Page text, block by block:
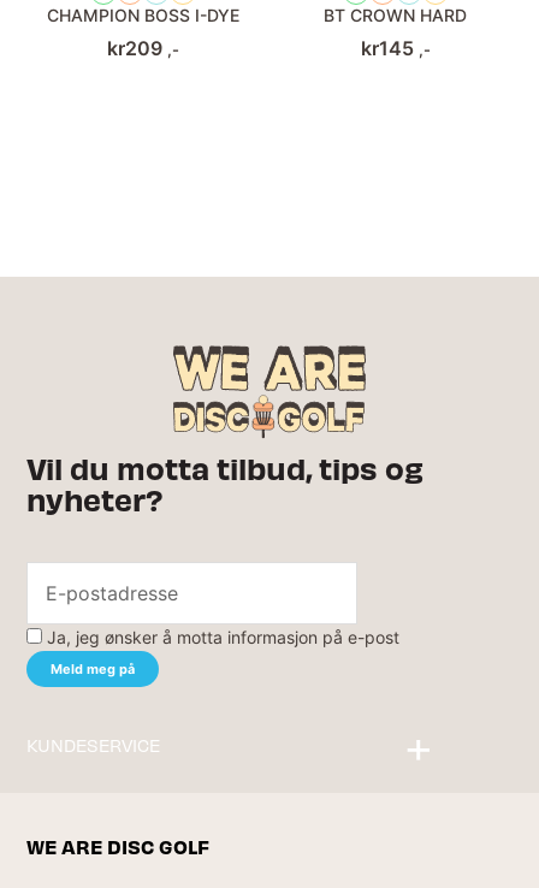
CHAMPION BOSS I-DYE
kr209 ,-
BT CROWN HARD
kr145 ,-
Vil du motta tilbud, tips og
nyheter?
Ja, jeg ønsker å motta informasjon på e-post
KUNDESERVICE
WE ARE DISC GOLF